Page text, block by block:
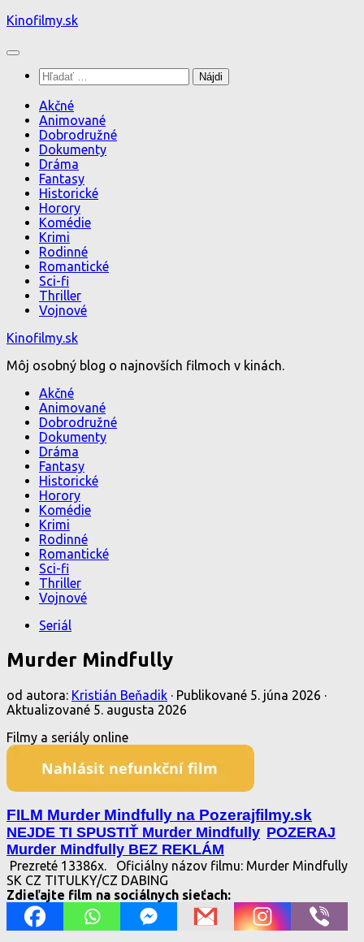
Preskočiť
obsah
Kinofilmy.sk
Hľadať:
Akčné
Animované
Dobrodružné
Dokumenty
Dráma
Fantasy
Historické
Horory
Komédie
Krimi
Rodinné
Romantické
Sci-fi
Thriller
Vojnové
Kinofilmy.sk
Môj osobný blog o najnovších filmoch v kinách.
Akčné
Animované
Dobrodružné
Dokumenty
Dráma
Fantasy
Historické
Horory
Komédie
Krimi
Rodinné
Romantické
Sci-fi
Thriller
Vojnové
Seriál
Murder Mindfully
od autora: Kristián Beňadik · Publikované 5. júna 2026 ·
Aktualizované 5. augusta 2026
Filmy a seriály online
FILM Murder Mindfully na Pozerajfilmy.sk
NEJDE TI SPUSTIŤ Murder Mindfully POZERAJ
Murder Mindfully BEZ REKLÁM
Prezreté 13386x.
Oficiálny názov filmu: Murder Mindfully
SK CZ TITULKY/CZ DABING
Zdieľajte film na sociálnych sieťach: